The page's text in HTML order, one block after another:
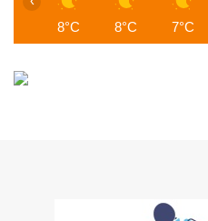
8°C 8°C 7°C